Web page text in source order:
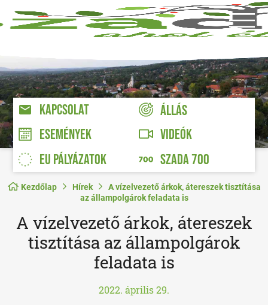
KAPCSOLAT
ÁLLÁS
ESEMÉNYEK
VIDEÓK
EU PÁLYÁZATOK
SZADA 700
Kezdőlap Hírek
A vízelvezető árkok, átereszek tisztítása
az állampolgárok feladata is
A vízelvezető árkok, átereszek
tisztítása az állampolgárok
feladata is
2022. április 29.